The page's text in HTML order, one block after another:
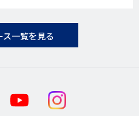
一覧を見る